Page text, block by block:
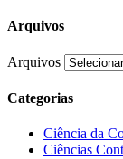
Arquivos
Arquivos
Categorias
Ciência da
Ciências